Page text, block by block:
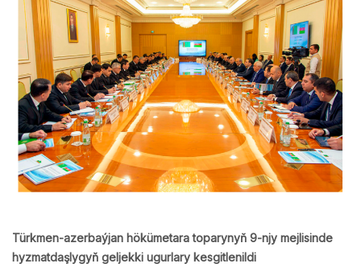
Türkmen-azerbaýjan hökümetara toparynyň 9-njy mejlisinde
hyzmatdaşlygyň geljekki ugurlary kesgitlenildi